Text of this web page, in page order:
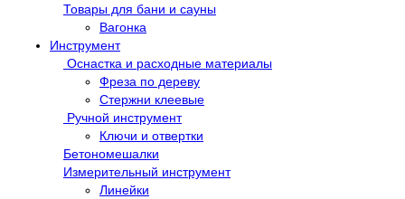
Товары для бани и сауны
Вагонка
Инструмент
Оснастка и расходные материалы
Фреза по дереву
Стержни клеевые
Ручной инструмент
Ключи и отвертки
Бетономешалки
Измерительный инструмент
Линейки